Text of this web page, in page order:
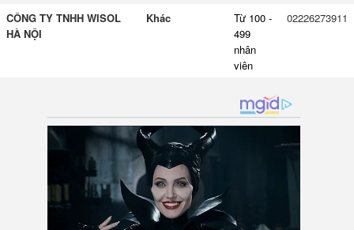
CÔNG TY TNHH WISOL
HÀ NỘI
Khác
Từ 100 -
499
nhân
viên
02226273911